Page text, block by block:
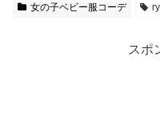
女の子ベビー服コーデ
スポ